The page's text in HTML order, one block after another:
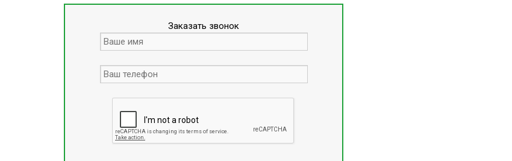
Заказать звонок